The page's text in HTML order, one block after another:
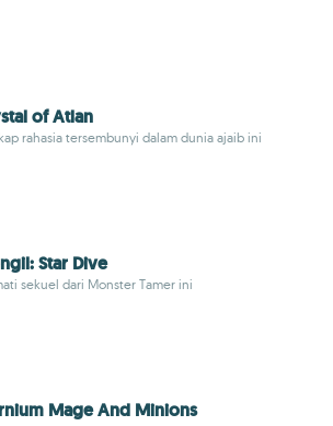
of Atlan
rahasia tersembunyi dalam dunia ajaib ini
Star Dive
sekuel dari Monster Tamer ini
Mage And Minions